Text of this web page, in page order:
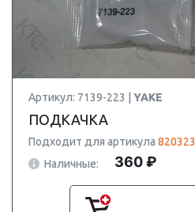
Артикул: 7139-223 | YAKE
ПОДКАЧКА
Подходит для артикула 820323
Наличные:
360 ₽